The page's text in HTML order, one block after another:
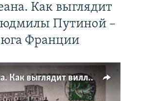
Как выглядит
Путиной –
Франции
Домик у океана. Как выглядит вилла для Людмилы Путиной – репортаж с юга Франции